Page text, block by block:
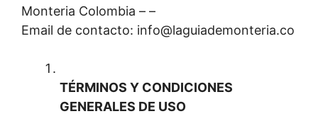
Monteria Colombia – –
Email de contacto: info@laguiademonteria.co
TÉRMINOS Y CONDICIONES
GENERALES DE USO